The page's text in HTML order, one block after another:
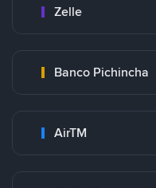
Zelle
Banco Pichincha
AirTM